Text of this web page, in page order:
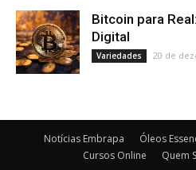
Bitcoin para
Digital
Variedades 20 de
Notícias Embrapa Óleos
Cursos Online
Quem